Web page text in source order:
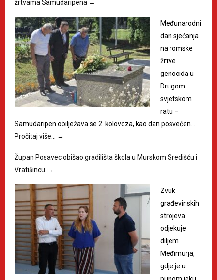
žrtvama Samudaripena →
Međunarodni
dan sjećanja
na romske
žrtve
genocida u
Drugom
svjetskom
ratu –
Samudaripen obilježava se 2. kolovoza, kao dan posvećen…
Pročitaj više…
→
Župan Posavec obišao gradilišta škola u Murskom Središću i
Vratišincu →
Zvuk
građevinskih
strojeva
odjekuje
diljem
Međimurja,
gdje je u